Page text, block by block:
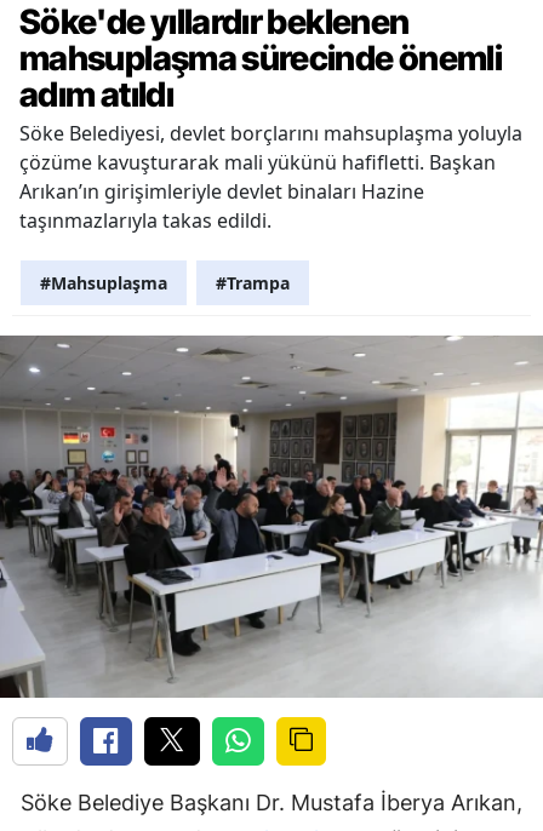
Söke'de yıllardır beklenen
mahsuplaşma sürecinde önemli
adım atıldı
Söke Belediyesi, devlet borçlarını mahsuplaşma yoluyla
çözüme kavuşturarak mali yükünü hafifletti. Başkan
Arıkan’ın girişimleriyle devlet binaları Hazine
taşınmazlarıyla takas edildi.
#Mahsuplaşma #Trampa
Söke Belediye Başkanı Dr. Mustafa İberya Arıkan,